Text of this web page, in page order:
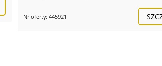
Nr oferty: 445921